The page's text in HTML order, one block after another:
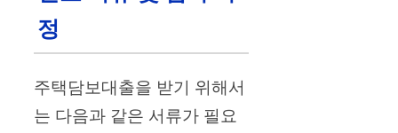
정
주택담보대출을 받기 위해서
는 다음과 같은 서류가 필요